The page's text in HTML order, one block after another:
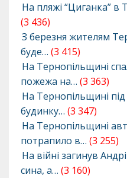
На пляжі “Циганка” в
(3 436)
З березня жителям
буде… (3 415)
На Тернопільщині
пожежа на… (3 363)
На Тернопільщині
будинку… (3 347)
На Тернопільщині
потрапило в… (3 255)
На війні загинув
сина, а… (3 160)